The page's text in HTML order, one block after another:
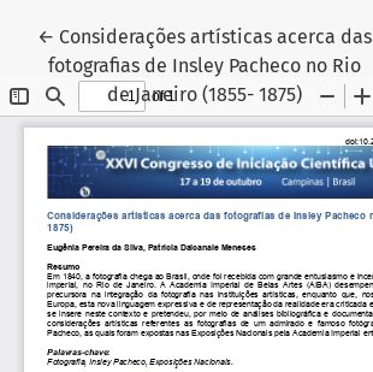
← Voltar aos Detalhes do Artigo
Considerações artísticas acerca das
fotografias de Insley Pacheco no Rio
de Janeiro (1855- 1875)